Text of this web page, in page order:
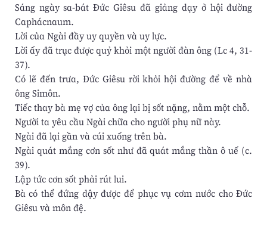
Sáng ngày sa-bát Đức Giêsu đã giảng dạy ở hội đường
Caphácnaum.
Lời của Ngài đầy uy quyền và uy lực.
Lời ấy đã trục được quỷ khỏi một người đàn ông (Lc 4, 31-
37).
Có lẽ đến trưa, Đức Giêsu rời khỏi hội đường để về nhà
ông Simôn.
Tiếc thay bà mẹ vợ của ông lại bị sốt nặng, nằm một chỗ.
Người ta yêu cầu Ngài chữa cho người phụ nữ này.
Ngài đã lại gần và cúi xuống trên bà.
Ngài quát mắng cơn sốt như đã quát mắng thần ô uế (c.
39).
Lập tức cơn sốt phải rút lui.
Bà có thể đứng dậy được để phục vụ cơm nước cho Đức
Giêsu và môn đệ.